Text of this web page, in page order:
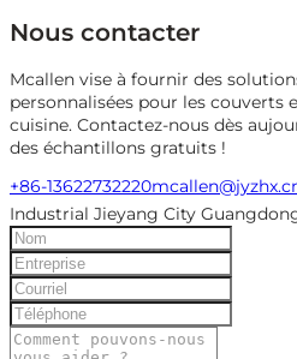
Nous contacter
Mcallen vise à fournir des
personnalisées pour les couverts
cuisine. Contactez-nous dès
des échantillons gratuits !
+86-13622732220
Industrial Jieyang City